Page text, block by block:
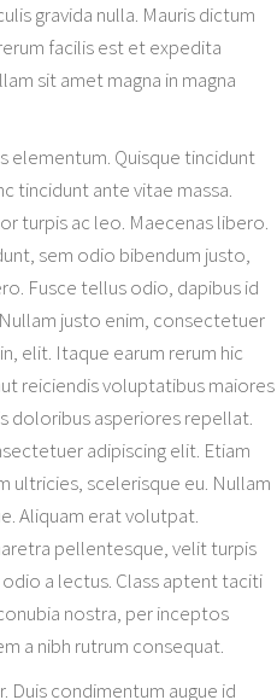
gravida nulla. Mauris dictum
facilis est et expedita
sit amet magna in magna
elementum. Quisque tincidunt
tincidunt ante vitae massa.
turpis ac leo. Maecenas libero.
sem odio bibendum justo,
Fusce tellus odio, dapibus id
justo enim, consectetuer
elit. Itaque earum rerum hic
reiciendis voluptatibus maiores
doloribus asperiores repellat.
adipiscing elit. Etiam
ultricies, scelerisque eu. Nullam
Aliquam erat volutpat.
pellentesque, velit turpis
a lectus. Class aptent taciti
nostra, per inceptos
a nibh rutrum consequat.
Duis condimentum augue id